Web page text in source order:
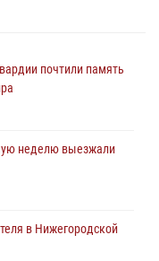
почтили память
неделю выезжали
в Нижегородской